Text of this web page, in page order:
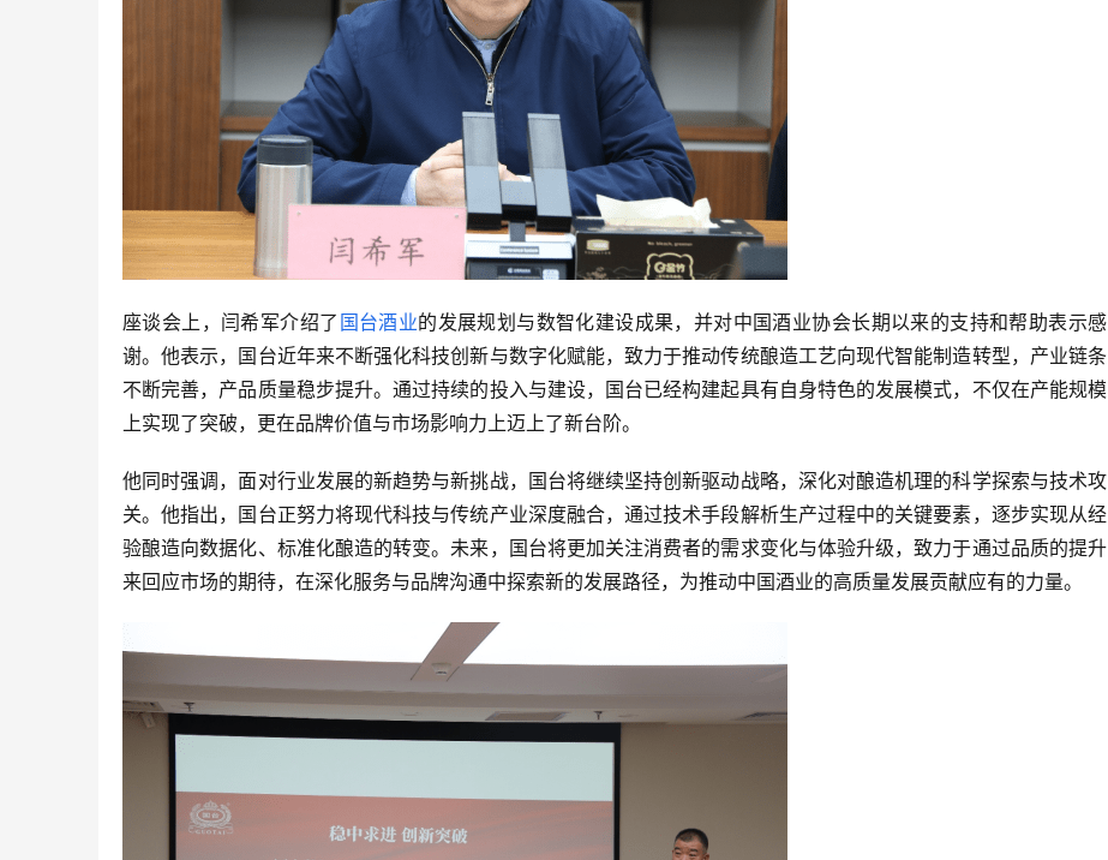
座谈会上，闫希军介绍了 国台酒业的发展规划与数智化建设成果，并对中国酒业协会长期以来的支持和帮助表示感
谢。他表示，国台近年来不断强化科技创新与数字化赋能，致力于推动传统酿造工艺向现代智能制造转型，产业链条
不断完善，产品质量稳步提升。通过持续的投入与建设，国台已经构建起具有自身特色的发展模式，不仅在产能规模
上实现了突破，更在品牌价值与市场影响力上迈上了新台阶。
他同时强调，面对行业发展的新趋势与新挑战，国台将继续坚持创新驱动战略，深化对酿造机理的科学探索与技术攻
关。他指出，国台正努力将现代科技与传统产业深度融合，通过技术手段解析生产过程中的关键要素，逐步实现从经
验酿造向数据化、标准化酿造的转变。未来，国台将更加关注消费者的需求变化与体验升级，致力于通过品质的提升
来回应市场的期待，在深化服务与品牌沟通中探索新的发展路径，为推动中国酒业的高质量发展贡献应有的力量。